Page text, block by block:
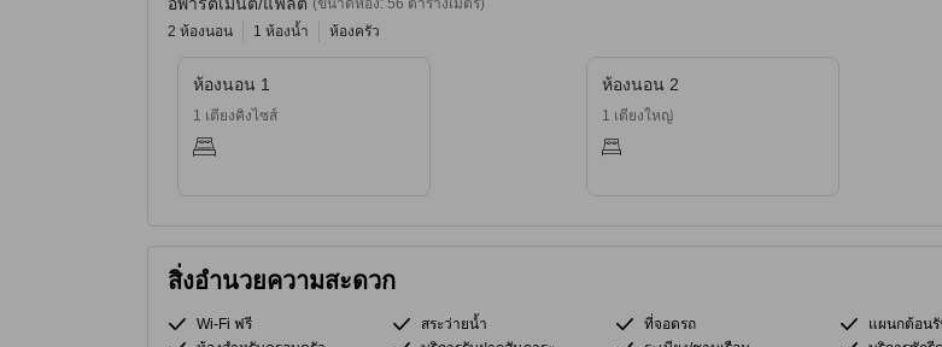
(ขนาดห้อง: 56 ตารางเมตร)
2 ห้องนอน
1 ห้องน้ำ ห้องครัว
ห้องนอน 1
1 เตียงคิงไซส์
ห้องนอน 2
1 เตียงใหญ่
สิ่งอำนวยความสะดวก
Wi-Fi ฟรี สระว่ายน้ำ ที่จอดรถ
แผนกต้อนรั